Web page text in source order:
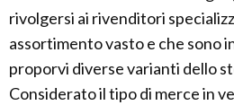
rivolgersi ai rivenditori
assortimento vasto e che sono
proporvi diverse varianti dello
Considerato il tipo di merce in